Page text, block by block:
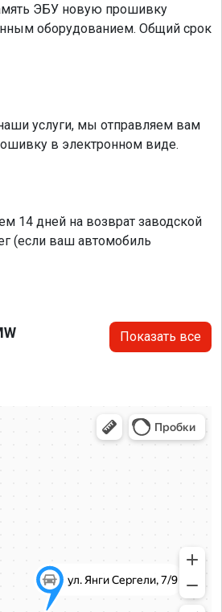
ЭБУ новую прошивку
оборудованием. Общий срок
услуги, мы отправляем вам
в электронном виде.
14 дней на возврат заводской
(если ваш автомобиль
Показать все